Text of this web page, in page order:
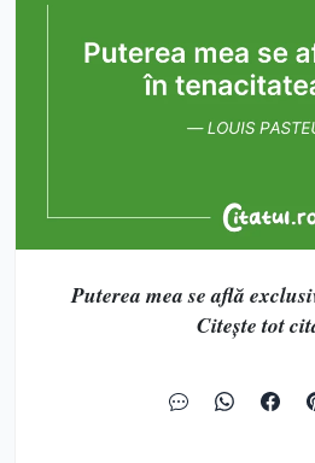
Puterea mea se află
Citește tot